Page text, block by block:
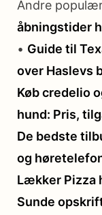
Andre
åbningstider
• Guide til
over Haslevs
Køb credelio
hund: Pris,
De bedste
og
Lækker Pizza
Sunde